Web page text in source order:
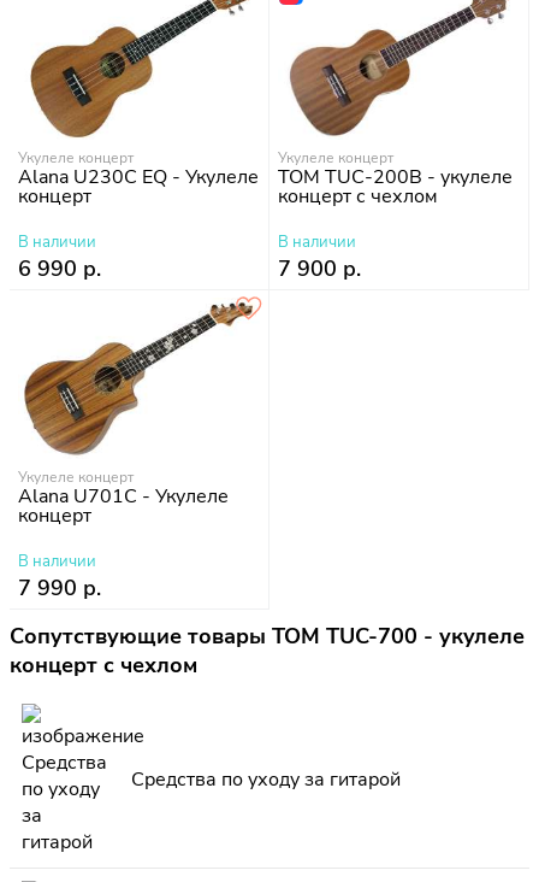
Укулеле концерт
Alana U230C EQ - Укулеле
концерт
В наличии
6 990 р.
Укулеле концерт
TOM TUC-200B - укулеле
концерт с чехлом
В наличии
7 900 р.
Укулеле концерт
Alana U701C - Укулеле
концерт
В наличии
7 990 р.
Сопутствующие товары TOM TUC-700 - укулеле
концерт с чехлом
Средства по уходу за гитарой